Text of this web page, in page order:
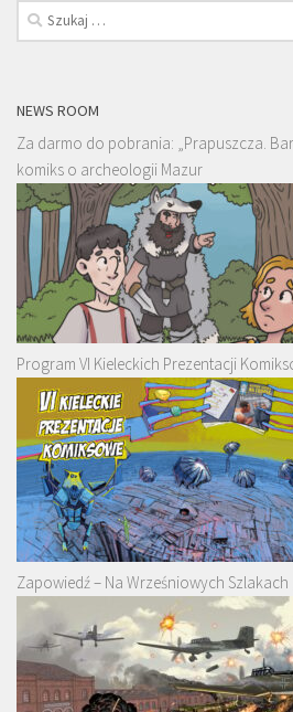
Szukaj:
NEWS ROOM
Za darmo do pobrania: „Prapuszcza.
komiks o archeologii Mazur
Program VI Kieleckich Prezentacji
Zapowiedź – Na Wrześniowych Szlakach